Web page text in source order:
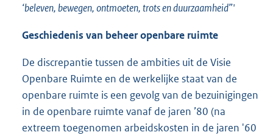
‘beleven, bewegen, ontmoeten, trots en duurzaamheid”'
Geschiedenis van beheer openbare ruimte
De discrepantie tussen de ambities uit de Visie
Openbare Ruimte en de werkelijke staat van de
openbare ruimte is een gevolg van de bezuinigingen
in de openbare ruimte vanaf de jaren ’80 (na
extreem toegenomen arbeidskosten in de jaren '60